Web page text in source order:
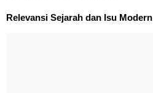
Relevansi Sejarah dan Isu Modern